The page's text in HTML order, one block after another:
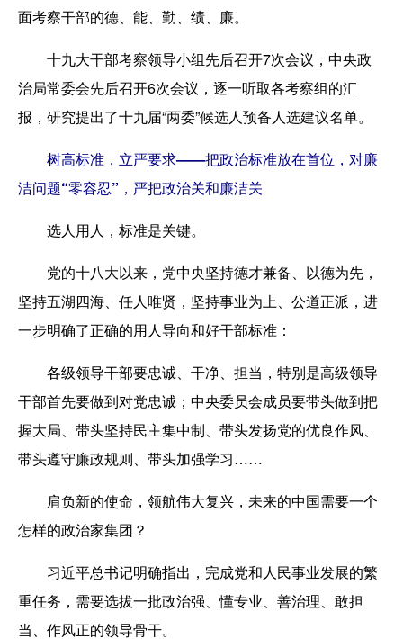
面考察干部的德、能、勤、绩、廉。
十九大干部考察领导小组先后召开7次会议，中央政
治局常委会先后召开6次会议，逐一听取各考察组的汇
报，研究提出了十九届“两委”候选人预备人选建议名单。
树高标准，立严要求——把政治标准放在首位，对廉
洁问题“零容忍”，严把政治关和廉洁关
选人用人，标准是关键。
党的十八大以来，党中央坚持德才兼备、以德为先，
坚持五湖四海、任人唯贤，坚持事业为上、公道正派，进
一步明确了正确的用人导向和好干部标准：
各级领导干部要忠诚、干净、担当，特别是高级领导
干部首先要做到对党忠诚；中央委员会成员要带头做到把
握大局、带头坚持民主集中制、带头发扬党的优良作风、
带头遵守廉政规则、带头加强学习……
肩负新的使命，领航伟大复兴，未来的中国需要一个
怎样的政治家集团？
习近平总书记明确指出，完成党和人民事业发展的繁
重任务，需要选拔一批政治强、懂专业、善治理、敢担
当、作风正的领导骨干。